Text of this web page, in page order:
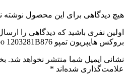
هیچ دیدگاهی برای این محصول
اولین نفری باشید که دیدگاهی را
بروکس هایپریون تمپو Brooks hyperion tempo 1203281B876”
نشانی ایمیل شما منتشر نخواهد شد.
علامت‌گذاری شده‌اند *